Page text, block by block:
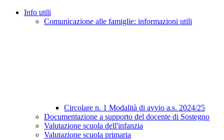
Info utili
Comunicazione alle famiglie: informazioni utili
Circolare n. 1 Modalità di avvio a.s. 2024/25
Documentazione a supporto del docente di Sostegno
Valutazione scuola dell'infanzia
Valutazione scuola primaria